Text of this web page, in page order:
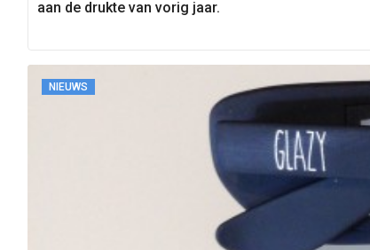
aan de drukte van vorig jaar.
NIEUWS